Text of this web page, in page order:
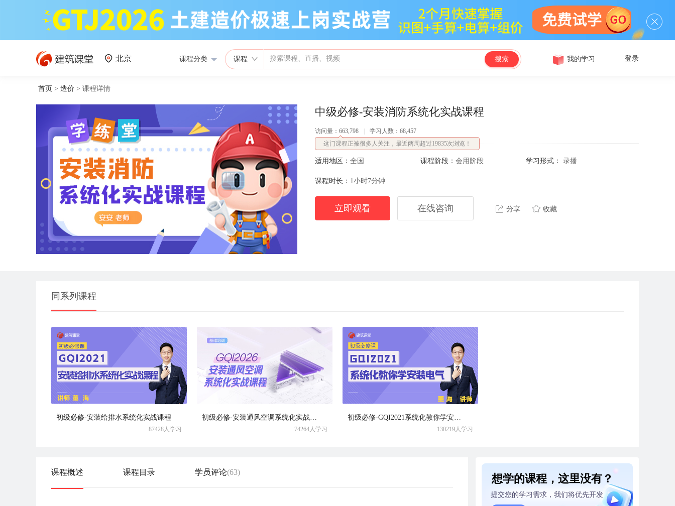
北京 课程分类 课程 搜索 我的学习 登录
首页 > 造价 > 课程详情
中级必修-安装消防系统化实战课程
这门课程正被很多人关注，最近两周超过19835次浏览！
访问量：663,798 学习人数：68,457
适用地区： 全国 课程阶段： 会用阶段 学习形式： 录播
课程时长： 1小时7分钟
立即观看 在线咨询 分享 收藏
同系列课程
初级必修-安装给排水系统化实战课程
87428人学习
初级必修-安装通风空调系统化实战课程
74264人学习
初级必修-GQI2021系统化教你学安装电气
130219人学习
课程概述 课程目录 学员评论(63)
想学的课程，这里没有？
提交您的学习需求，我们将优先开发